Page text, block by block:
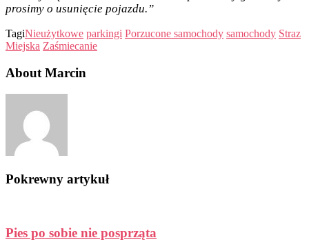
prosimy o usunięcie pojazdu.”
TagiNieużytkowe parkingi Porzucone samochody samochody Straz
Miejska Zaśmiecanie
About Marcin
Pokrewny artykuł
Pies po sobie nie posprząta